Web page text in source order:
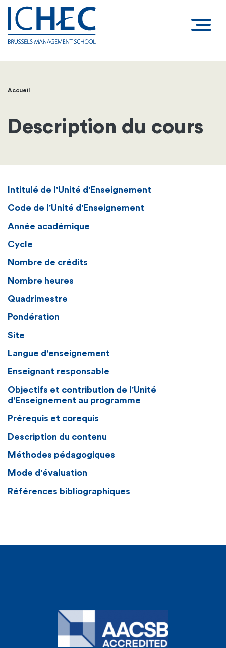
Fil
d'Ariane
Accueil
Description du cours
Intitulé de l'Unité d'Enseignement
Code de l'Unité d'Enseignement
Année académique
Cycle
Nombre de crédits
Nombre heures
Quadrimestre
Pondération
Site
Langue d'enseignement
Enseignant responsable
Objectifs et contribution de l'Unité
d'Enseignement au programme
Prérequis et corequis
Description du contenu
Méthodes pédagogiques
Mode d'évaluation
Références bibliographiques